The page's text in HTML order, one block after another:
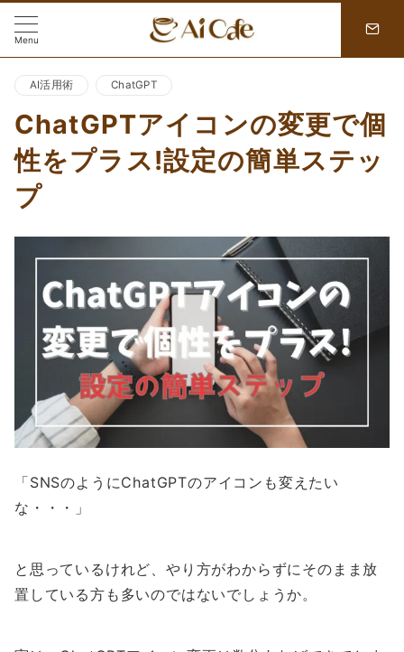
Menu
AI活用術 ChatGPT
ChatGPTアイコンの変更で個
性をプラス!設定の簡単ステッ
プ
「SNSのようにChatGPTのアイコンも変えたい
な・・・」
と思っているけれど、やり方がわからずにそのまま放
置している方も多いのではないでしょうか。